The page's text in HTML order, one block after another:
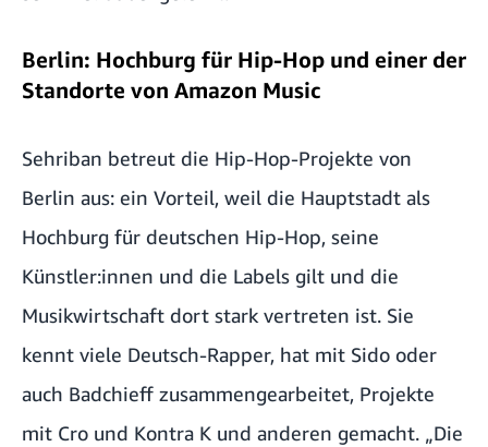
Berlin: Hochburg für Hip-Hop und einer der
Standorte von Amazon Music
Sehriban betreut die Hip-Hop-Projekte von
Berlin aus: ein Vorteil, weil die Hauptstadt als
Hochburg für deutschen Hip-Hop, seine
Künstler:innen und die Labels gilt und die
Musikwirtschaft dort stark vertreten ist. Sie
kennt viele Deutsch-Rapper, hat mit Sido oder
auch Badchieff zusammengearbeitet, Projekte
mit Cro und Kontra K und anderen gemacht. „Die